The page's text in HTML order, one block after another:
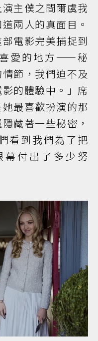
主僕之間爾虞我
兩人的真面目。
電影完美捕捉到
愛的地方——秘
節，我們迫不及
的體驗中。」席
最喜歡扮演的那
藏著一些秘密，
看到我們為了把
幕付出了多少努